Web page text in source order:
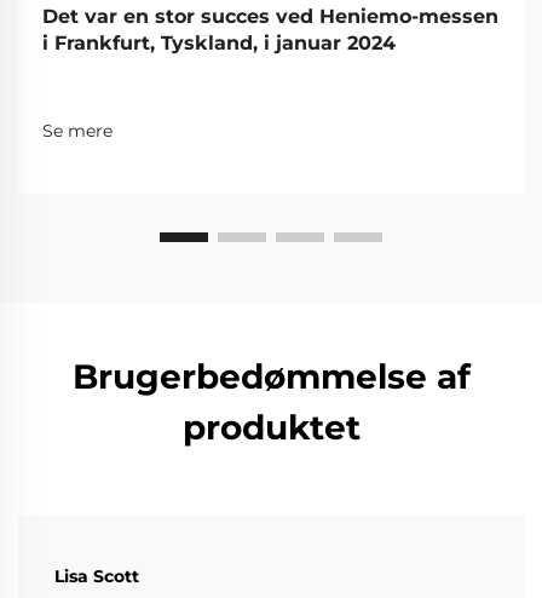
Det var en stor succes ved Heniemo-messen
i Frankfurt, Tyskland, i januar 2024
Se mere
Brugerbedømmelse af
produktet
Lisa Scott